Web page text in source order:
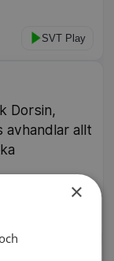
SVT Play
Dorsin,
avhandlar allt
×